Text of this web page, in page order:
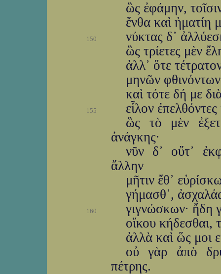
ὣς ἐφάμην,
ἔνθα καὶ ἠματίη
150
νύκτας δ᾽
ὣς τρίετες μὲν
ἀλλ᾽ ὅτε
μηνῶν
καὶ τότε δή με
155
εἷλον
ὣς τὸ μὲν
ἀνάγκης·
νῦν δ᾽ οὔτ᾽
ἄλλην
μῆτιν ἔθ᾽
γήμασθ᾽,
160
γιγνώσκων· ἤδη
οἴκου κήδεσθαι,
ἀλλὰ καὶ ὥς μοι
οὐ γὰρ ἀπὸ
πέτρης.